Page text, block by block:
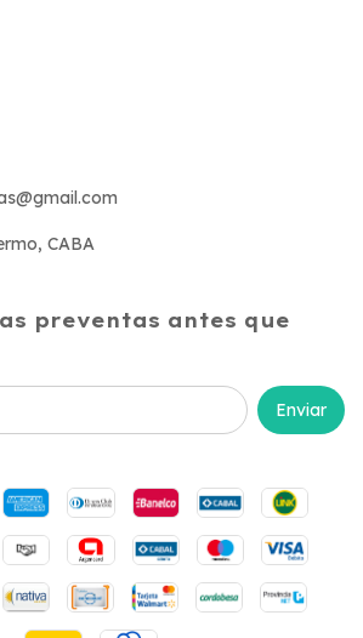
CABA
preventas antes que